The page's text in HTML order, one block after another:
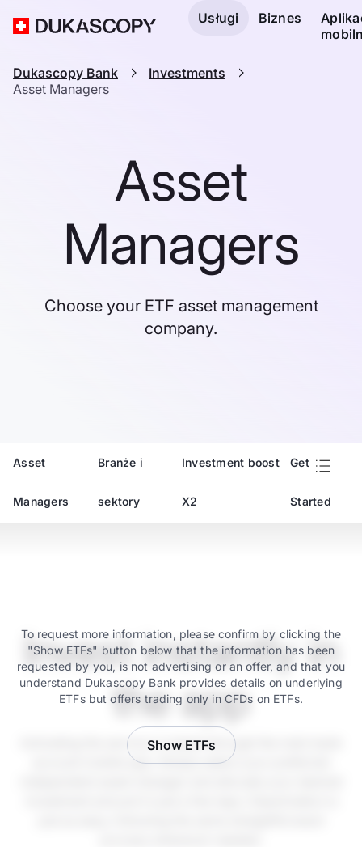
Usługi Biznes
Dukascopy Bank
Investments
Asset Managers
Asset
Managers
Choose your ETF asset management
company.
Asset
Managers
Branże i
sektory
Investment boost
X2
Get
Started
Invest instantly in
the app
Activating the service is instant through the main bank
account mobile app. Simply select your preferred
To request more information, please confirm by clicking the
"Show ETFs" button below that the information has been
requested by you, is not advertising or an offer, and that you
understand Dukascopy Bank provides details on underlying
ETFs but offers trading only in CFDs on ETFs.
Show ETFs